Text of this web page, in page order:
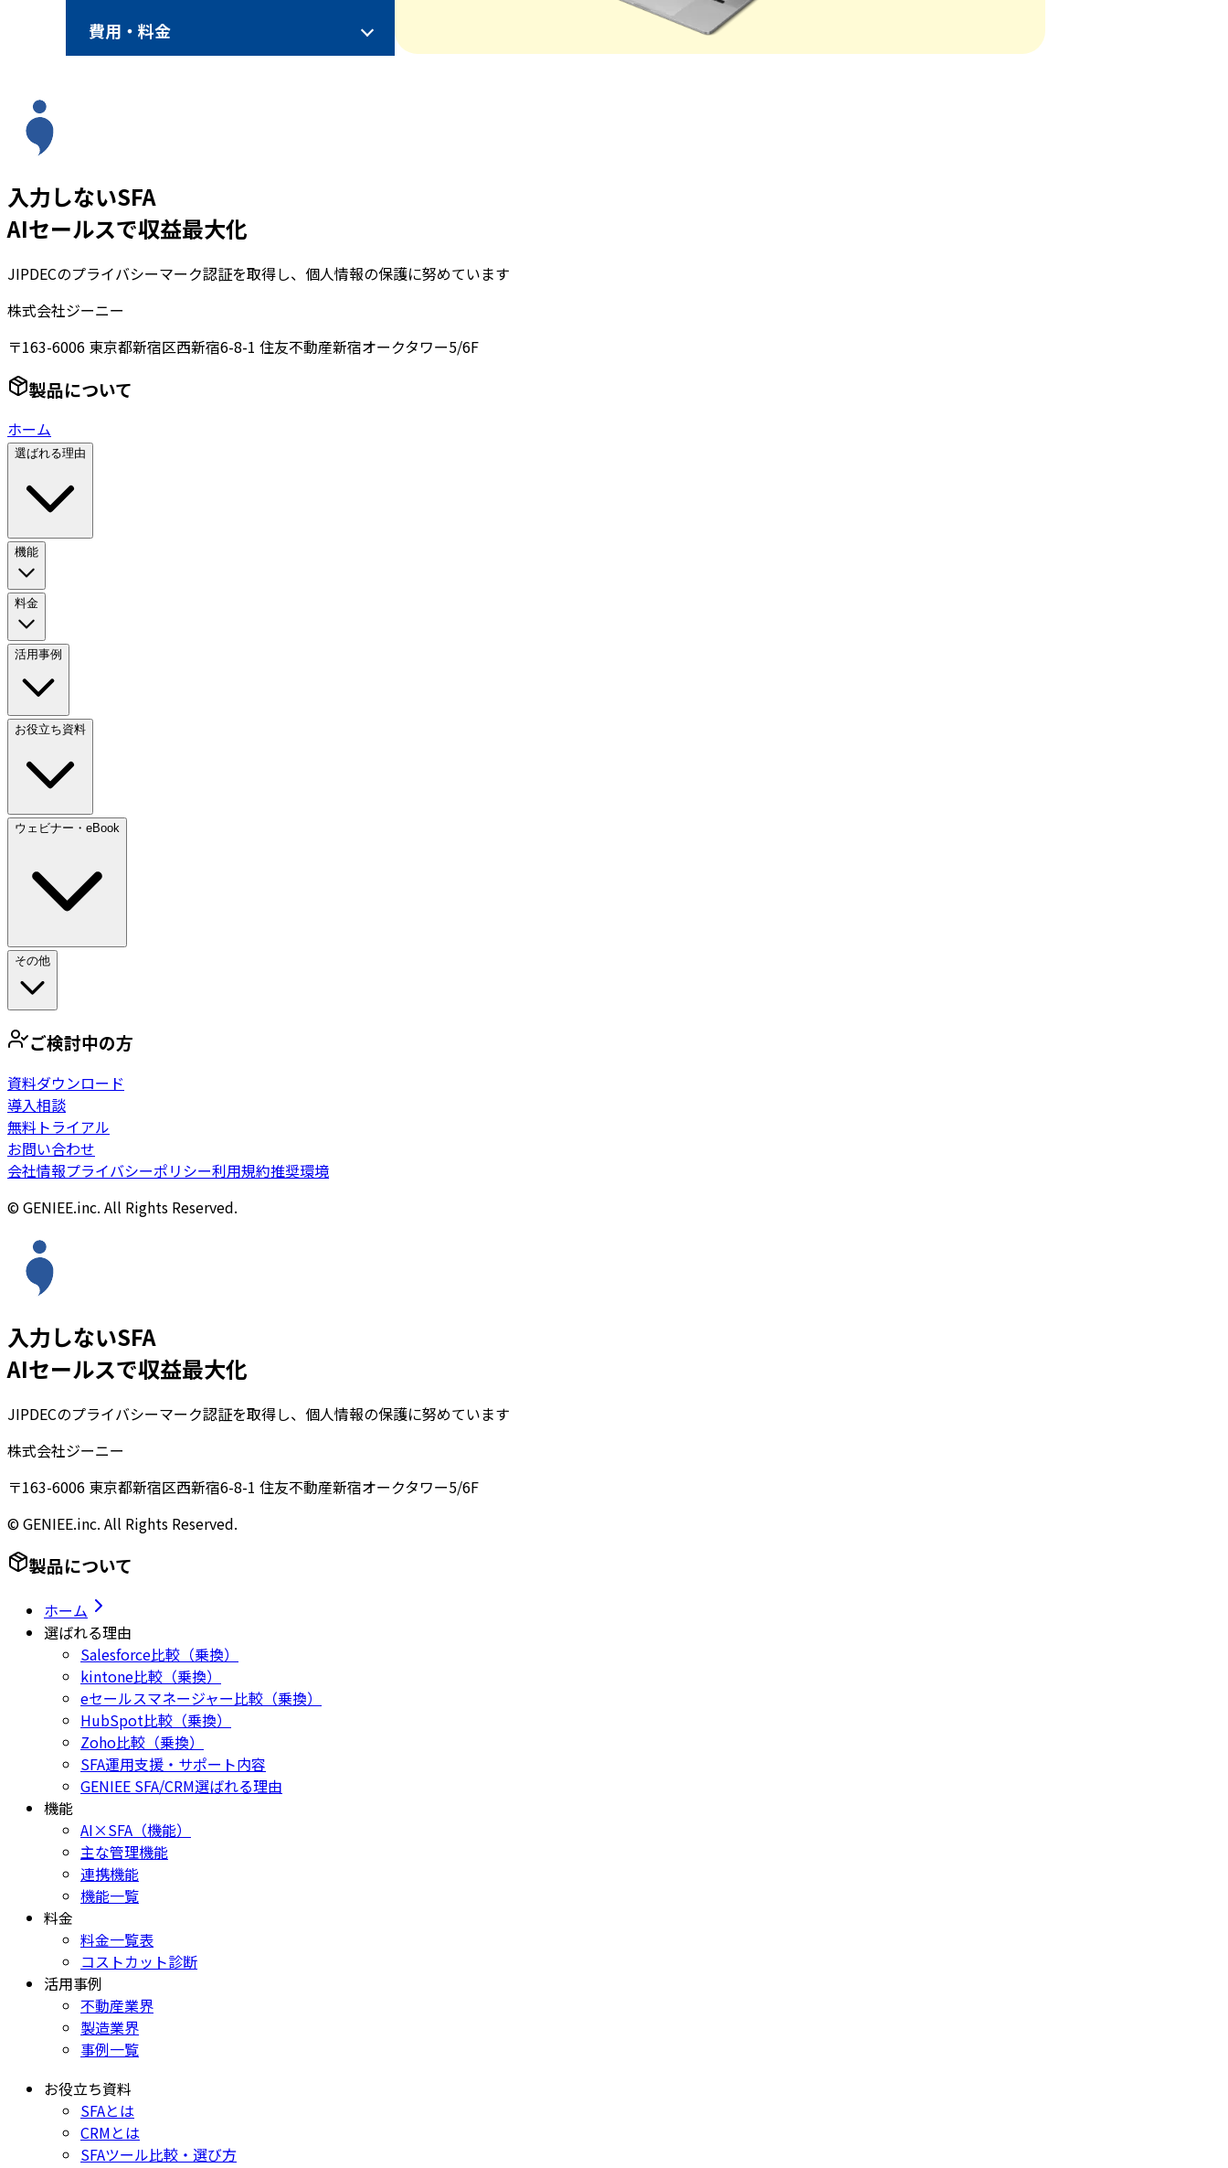
費用・料金
入力しないSFA
AIセールスで収益最大化
JIPDECのプライバシーマーク認証を取得し、個人情報の保護に努めています
株式会社ジーニー
〒163-6006 東京都新宿区西新宿6-8-1 住友不動産新宿オークタワー5/6F
製品について
ホーム
選ばれる理由
機能
料金
活用事例
お役立ち資料
ウェビナー・eBook
その他
ご検討中の方
資料ダウンロード
導入相談
無料トライアル
お問い合わせ
会社情報プライバシーポリシー利用規約推奨環境
© GENIEE.inc. All Rights Reserved.
入力しないSFA
AIセールスで収益最大化
JIPDECのプライバシーマーク認証を取得し、個人情報の保護に努めています
株式会社ジーニー
〒163-6006 東京都新宿区西新宿6-8-1 住友不動産新宿オークタワー5/6F
© GENIEE.inc. All Rights Reserved.
製品について
ホーム
選ばれる理由
Salesforce比較（乗換）
kintone比較（乗換）
eセールスマネージャー比較（乗換）
HubSpot比較（乗換）
Zoho比較（乗換）
SFA運用支援・サポート内容
GENIEE SFA/CRM選ばれる理由
機能
AI×SFA（機能）
主な管理機能
連携機能
機能一覧
料金
料金一覧表
コストカット診断
活用事例
不動産業界
製造業界
事例一覧
お役立ち資料
SFAとは
CRMとは
SFAツール比較・選び方